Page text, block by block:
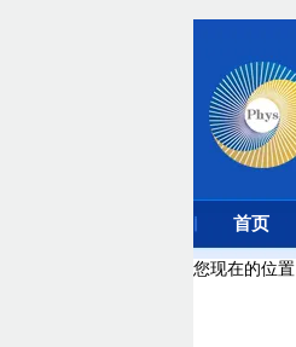
您现在的位置
首页